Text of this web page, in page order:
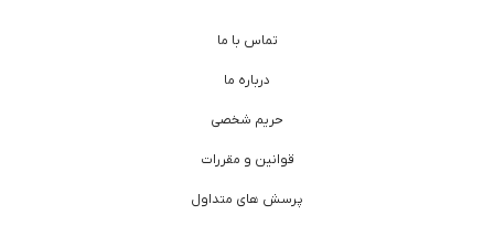
تماس با ما
درباره ما
حریم شخصی
قوانین و مقررات
پرسش های متداول